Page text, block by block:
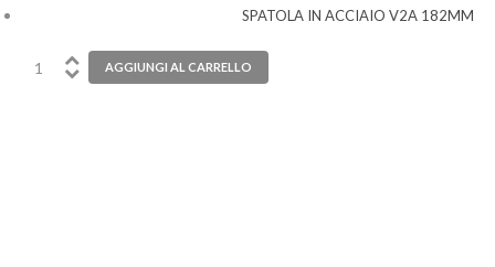
SPATOLA IN ACCIAIO V2A 182MM